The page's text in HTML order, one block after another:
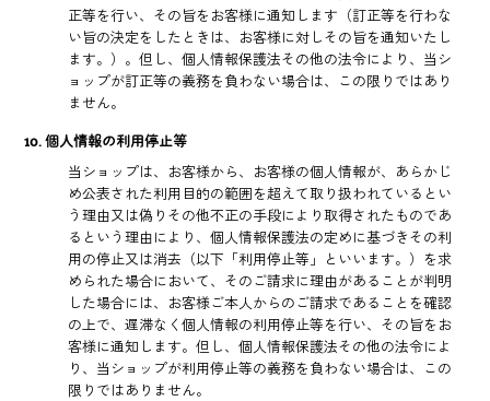
正等を行い、その旨をお客様に通知します（訂正等を行わな
い旨の決定をしたときは、お客様に対しその旨を通知いたし
ます。）。但し、個人情報保護法その他の法令により、当シ
ョップが訂正等の義務を負わない場合は、この限りではあり
ません。
10. 個人情報の利用停止等
当ショップは、お客様から、お客様の個人情報が、あらかじ
め公表された利用目的の範囲を超えて取り扱われているとい
う理由又は偽りその他不正の手段により取得されたものであ
るという理由により、個人情報保護法の定めに基づきその利
用の停止又は消去（以下「利用停止等」といいます。）を求
められた場合において、そのご請求に理由があることが判明
した場合には、お客様ご本人からのご請求であることを確認
の上で、遅滞なく個人情報の利用停止等を行い、その旨をお
客様に通知します。但し、個人情報保護法その他の法令によ
り、当ショップが利用停止等の義務を負わない場合は、この
限りではありません。